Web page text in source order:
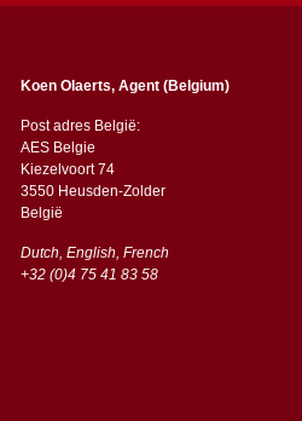
Koen Olaerts, Agent (Belgium)
Post adres België:
AES Belgie
Kiezelvoort 74
3550 Heusden-Zolder
België
Dutch, English, French
+32 (0)4 75 41 83 58